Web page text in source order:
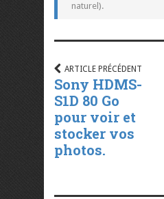
naturel).
ARTICLE PRÉCÉDENT
Sony HDMS-
S1D 80 Go
pour voir et
stocker vos
photos.